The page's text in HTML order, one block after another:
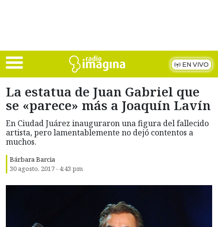
EN VIVO
La estatua de Juan Gabriel que
se «parece» más a Joaquín Lavín
En Ciudad Juárez inauguraron una figura del fallecido
artista, pero lamentablemente no dejó contentos a
muchos.
Bárbara Barcia
30 agosto, 2017 - 4:43 pm